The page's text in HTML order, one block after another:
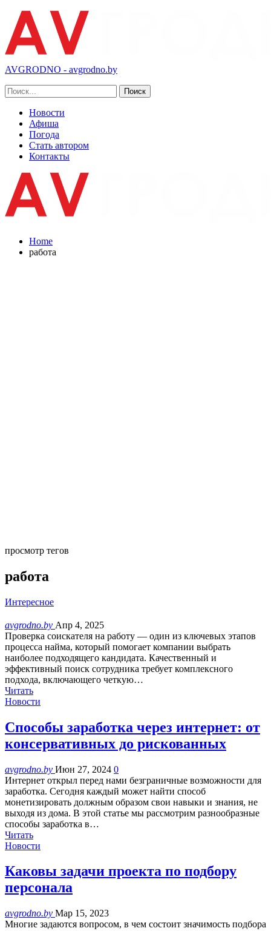
AVGRODNO - avgrodno.by
Новости
Афиша
Погода
Стать автором
Контакты
Home
работа
просмотр тегов
работа
Интересное
avgrodno.by Апр 4, 2025
Проверка соискателя на работу — один из ключевых этапов
процесса найма, который помогает компании выбрать
наиболее подходящего кандидата. Качественный и
эффективный поиск сотрудника требует комплексного
подхода, включающего четкую…
Читать
Новости
Способы заработка через интернет: от
консервативных до рискованных
avgrodno.by Июн 27, 2024 0
Интернет открыл перед нами безграничные возможности для
заработка. Сегодня каждый может найти способ
монетизировать должным образом свои навыки и знания, не
выходя из дома. В этой статье мы рассмотрим разнообразные
способы заработка в…
Читать
Новости
Каковы задачи проекта по подбору
персонала
avgrodno.by Мар 15, 2023
Многие задаются вопросом, в чем состоит значимость подбора